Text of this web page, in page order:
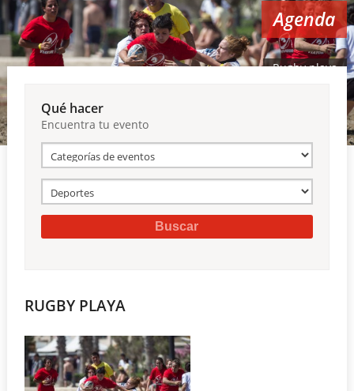
Comunicación ▼
Valencia en deporte ▼
Reservas
Agenda
Rugby playa
Qué hacer
Encuentra tu evento
RUGBY PLAYA